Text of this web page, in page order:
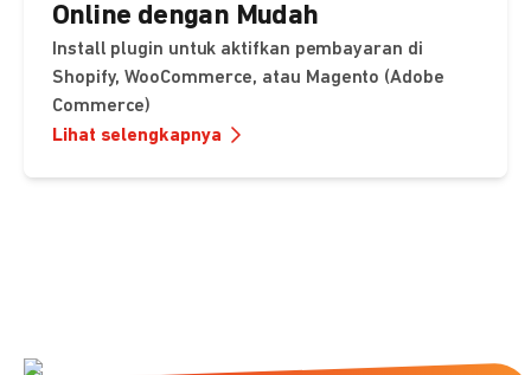
Online dengan Mudah
Install plugin untuk aktifkan pembayaran di
Shopify, WooCommerce, atau Magento (Adobe
Commerce)
Lihat selengkapnya